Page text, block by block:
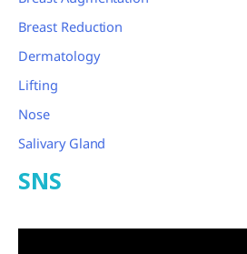
Breast Reduction
Dermatology
Lifting
Nose
Salivary Gland
SNS